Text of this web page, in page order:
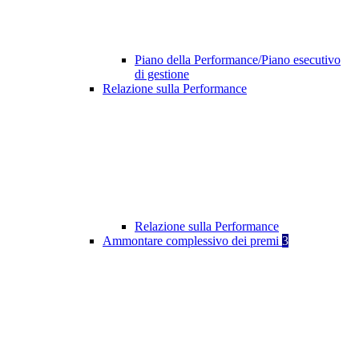
Piano della Performance/Piano esecutivo
di gestione
Relazione sulla Performance
Relazione sulla Performance
Ammontare complessivo dei premi 3